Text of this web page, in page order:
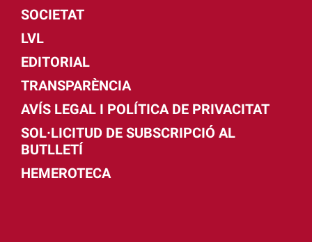
SOCIETAT
LVL
EDITORIAL
TRANSPARÈNCIA
AVÍS LEGAL I POLÍTICA DE PRIVACITAT
SOL·LICITUD DE SUBSCRIPCIÓ AL
BUTLLETÍ
HEMEROTECA